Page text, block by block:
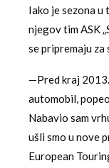
Iako je sezona
njegov tim ASK
se pripremaju za
—Pred kraj
automobil,
Nabavio sam
ušli smo u nove
European